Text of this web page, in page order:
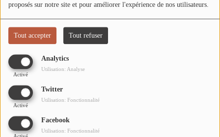
proposés sur notre site et pour améliorer l'expérience de nos utilisateurs.
Tout accepter Tout refuser
Analytics
Activé
Utilisation: Analyse
Twitter
Activé
Utilisation: Fonctionnalité
Facebook
Utilisation: Fonctionnalité
EQUIPE
PODCASTS
INTERVIEW
Musique
TITRES DIFFUSÉS